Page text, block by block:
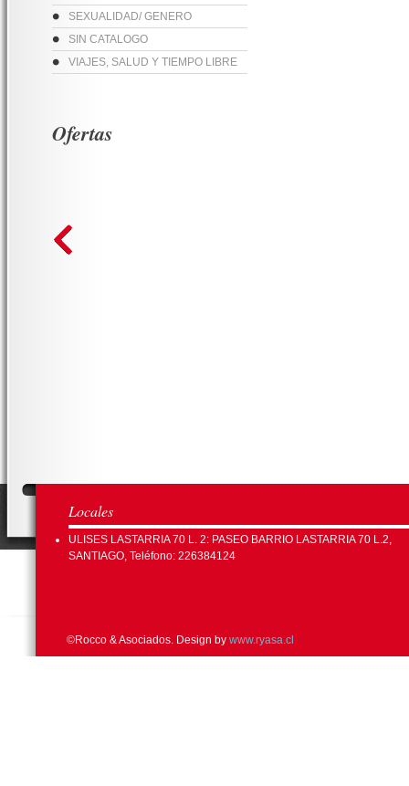
SEXUALIDAD/ GENERO
SIN CATALOGO
VIAJES, SALUD Y TIEMPO LIBRE
Ofertas
Locales
ULISES LASTARRIA 70 L. 2: PASEO BARRIO LASTARRIA 70 L.2,
SANTIAGO, Teléfono: 226384124
©Rocco & Asociados. Design by www.ryasa.cl